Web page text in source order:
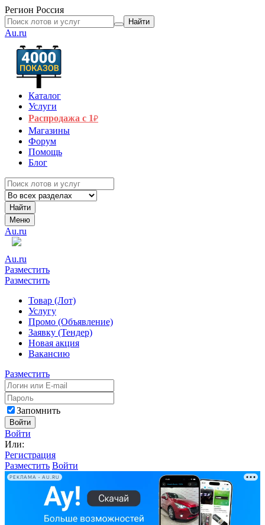
Регион Россия
Найти
Au.ru
Каталог
Услуги
Распродажа с 1₽
Магазины
Форум
Помощь
Блог
Найти
Меню
Au.ru
Au.ru
Разместить
Разместить
Товар (Лот)
Услугу
Промо (Объявление)
Заявку (Тендер)
Новая акция
Вакансию
Разместить
Запомнить
Войти
Войти
Или:
Регистрация
Разместить Войти
РЕКЛАМА • AU.RU